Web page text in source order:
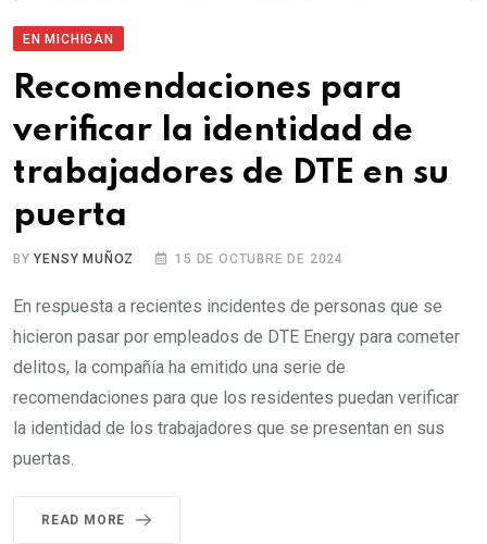
EN MICHIGAN
Recomendaciones para
verificar la identidad de
trabajadores de DTE en su
puerta
BYYENSY MUÑOZ 15 DE OCTUBRE DE 2024
En respuesta a recientes incidentes de personas que se
hicieron pasar por empleados de DTE Energy para cometer
delitos, la compañía ha emitido una serie de
recomendaciones para que los residentes puedan verificar
la identidad de los trabajadores que se presentan en sus
puertas.
READ MORE